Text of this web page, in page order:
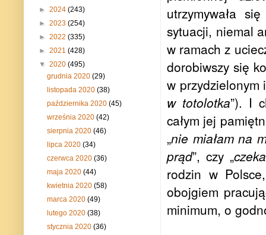
utrzymywała
sytuacji, niemal
w ramach z
dorobiwszy się
w
w totolotka”). I
całym jej
„nie miałam na
prąd”, czy „
rodzin w
obojgiem
minimum, o
► 2024 (243)
► 2023 (254)
► 2022 (335)
► 2021 (428)
▼ 2020 (495)
grudnia 2020(29)
listopada 2020(38)
października 2020(45)
września 2020(42)
sierpnia 2020(46)
lipca 2020(34)
czerwca 2020(36)
maja 2020(44)
kwietnia 2020(58)
marca 2020(49)
lutego 2020(38)
stycznia 2020(36)